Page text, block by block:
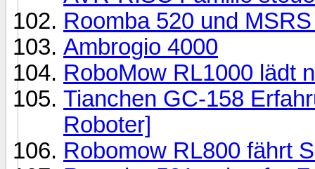
Roomba 520 und
Ambrogio 4000
RoboMow RL1000 lädt
Tianchen GC-158
Roboter]
Robomow RL800 fährt